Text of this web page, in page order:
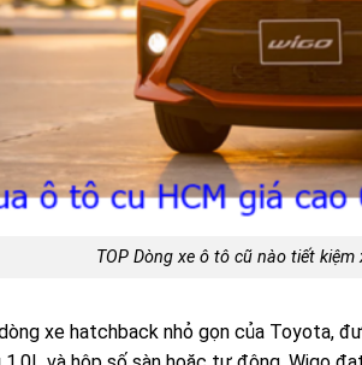
TOP Dòng xe ô tô cũ nào tiết
xe hatchback nhỏ gọn của Toyota,